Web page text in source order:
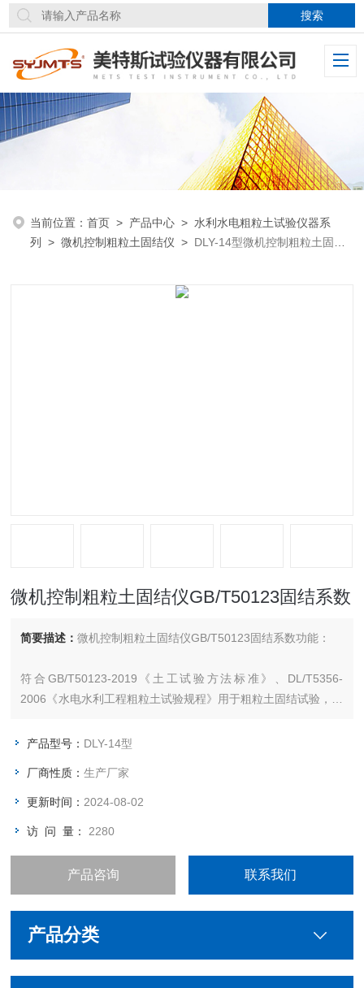
当前位置：首页 > 产品中心 > 水利水电粗粒土试验仪器系
列
>微机控制粗粒土固结仪 > DLY-14型微机控制粗粒土固结
微机控制粗粒土固结仪GB/T50123固结系数
简要描述：微机控制粗粒土固结仪GB/T50123固结系数功能：
符合GB/T50123-2019《土工试验方法标准》、DL/T5356-
2006《水电水利工程粗粒土试验规程》用于粗粒土固结试验，检
弹指数以及固结系数等。
产品型号： DLY-14型
厂商性质：生产厂家
更新时间： 2024-08-02
访 问 量： 2280
产品咨询 联系我们
产品分类